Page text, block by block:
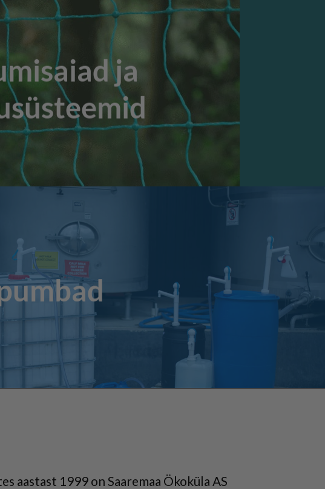
ja
aastast 1999 on Saaremaa Ökoküla AS